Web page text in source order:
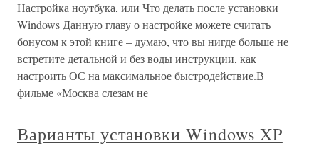
Настройка ноутбука, или Что делать после установки
Windows Данную главу о настройке можете считать
бонусом к этой книге – думаю, что вы нигде больше не
встретите детальной и без воды инструкции, как
настроить ОС на максимальное быстродействие.В
фильме «Москва слезам не
Варианты установки Windows XP